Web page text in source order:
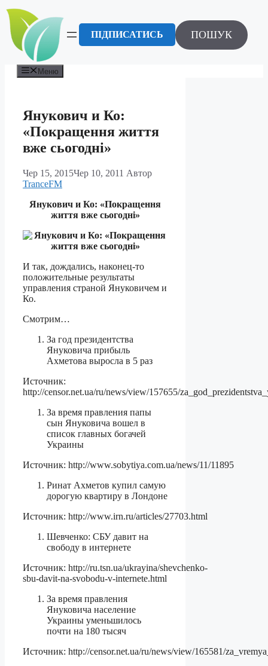
Перейти
до
вмісту
ПІДПИСАТИСЬ ПОШУК
Меню
Янукович и Ко:
«Покращення життя
вже сьогодні»
Чер 15, 2015Чер 10, 2011 Автор
TranceFM
Янукович и Ко: «Покращення
життя вже сьогодні»
И так, дождались, наконец-то
положительные результаты
управления страной Януковичем и
Ко.
Смотрим…
За год президентства
Януковича прибыль
Ахметова выросла в 5 раз
Источник:
http://censor.net.ua/ru/news/view/157655/
За время правления папы
сын Януковича вошел в
список главных богачей
Украины
Источник: http://www.sobytiya.com.ua/news/11/11895
Ринат Ахметов купил самую
дорогую квартиру в Лондоне
Источник: http://www.irn.ru/articles/27703.html
Шевченко: СБУ давит на
свободу в интернете
Источник: http://ru.tsn.ua/ukrayina/shevchenko-
sbu-davit-na-svobodu-v-internete.html
За время правления
Януковича население
Украины уменьшилось
почти на 180 тысяч
Источник: http://censor.net.ua/ru/news/view/165581/